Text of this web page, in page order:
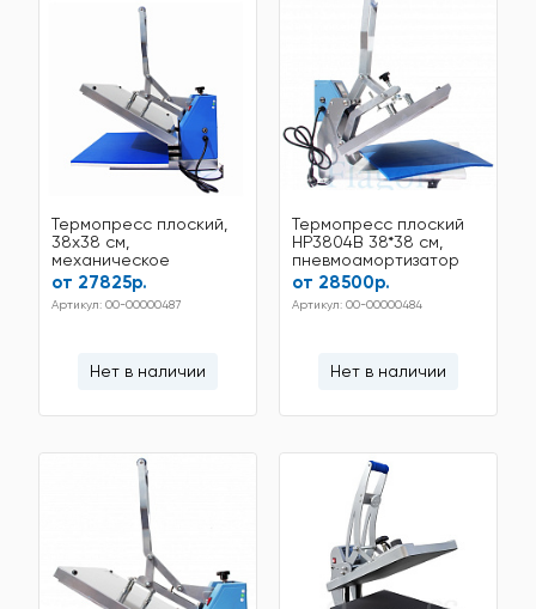
Термопресс плоский,
38x38 см,
механическое
управление HP3804
от 27825р.
Артикул: 00-00000487
Нет в наличии
Термопресс плоский
HP3804B 38*38 см,
пневмоамортизатор
от 28500р.
Артикул: 00-00000484
Нет в наличии